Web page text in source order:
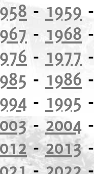
- 1959
- 1968
- 1977
- 1986
- 1995
- 2004
-2013